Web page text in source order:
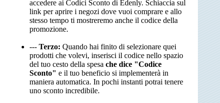
accedere ai Codici Sconto di Edenly. Schiaccia sul
link per aprire i negozi dove vuoi comprare e allo
stesso tempo ti mostreremo anche il codice della
promozione.
--- Terzo: Quando hai finito di selezionare quei
prodotti che volevi, inserisci il codice nello spazio
del tuo cesto della spesa che dice "Codice
Sconto" e il tuo beneficio si implementerà in
maniera automatica. In pochi instanti potrai tenere
uno sconto incredibile.